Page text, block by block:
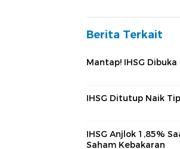
Berita Terkait
Mantap! IHSG
IHSG Ditutup Naik
IHSG Anjlok 1,85%
Saham Kebakaran